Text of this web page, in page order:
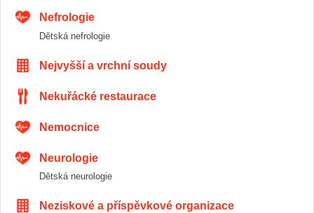
Nefrologie
Dětská nefrologie
Nejvyšší a vrchní soudy
Nekuřácké restaurace
Nemocnice
Neurologie
Dětská neurologie
Neziskové a příspěvkové organizace